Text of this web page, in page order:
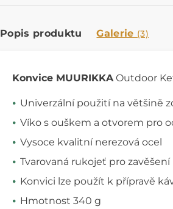
Popis produktu Galerie (3)
Konvice MUURIKKAOutdoor
Univerzální použití na většině
Víko s ouškem a otvorem pro
Vysoce kvalitní nerezová ocel
Tvarovaná rukojeť pro zavěšení
Konvici lze použít k přípravě
Hmotnost 340 g